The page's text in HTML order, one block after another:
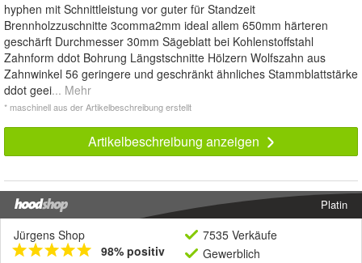
hyphen mit Schnittleistung vor guter für Standzeit
Brennholzzuschnitte 3comma2mm ideal allem 650mm härteren
geschärft Durchmesser 30mm Sägeblatt bei Kohlenstoffstahl
Zahnform ddot Bohrung Längstschnitte Hölzern Wolfszahn aus
Zahnwinkel 56 geringere und geschränkt ähnliches Stammblattstärke
ddot geei... Mehr
* maschinell aus der Artikelbeschreibung erstellt
Artikelbeschreibung anzeigen
Platin
Jürgens Shop
98% positiv
7535 Verkäufe
Gewerblich